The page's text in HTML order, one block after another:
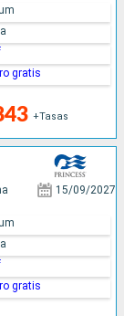
es
de su
le ofrecen
+Tasas
gratis
15/09/2027
gratis